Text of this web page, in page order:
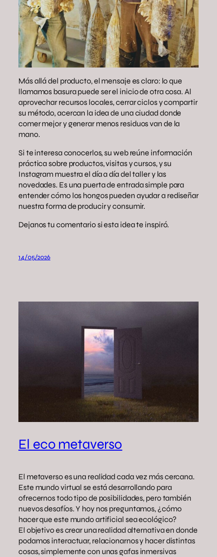
Más allá del producto, el mensaje es claro: lo que
llamamos basura puede ser el inicio de otra cosa. Al
aprovechar recursos locales, cerrar ciclos y compartir
su método, acercan la idea de una ciudad donde
comer mejor y generar menos residuos van de la
mano.
Si te interesa conocerlos, su web reúne información
práctica sobre productos, visitas y cursos, y su
Instagram muestra el día a día del taller y las
novedades. Es una puerta de entrada simple para
entender cómo los hongos pueden ayudar a rediseñar
nuestra forma de producir y consumir.
Dejanos tu comentario si esta idea te inspiró.
14/05/2026
El eco metaverso
El metaverso es una realidad cada vez más cercana.
Este mundo virtual se está desarrollando para
ofrecernos todo tipo de posibilidades, pero también
nuevos desafíos. Y hoy nos preguntamos, ¿cómo
hacer que este mundo artificial sea ecológico?
El objetivo es crear una realidad alternativa en donde
podamos interactuar, relacionarnos y hacer distintas
cosas, simplemente con unas gafas inmersivas